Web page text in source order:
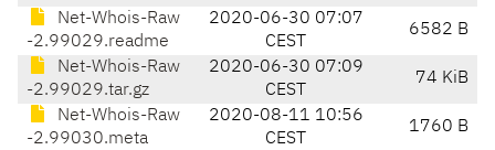
Net-Whois-Raw
-2.99029.readme
2020-06-30 07:07
CEST
6582 B
Net-Whois-Raw
-2.99029.tar.gz
2020-06-30 07:09
CEST
74 KiB
Net-Whois-Raw
-2.99030.meta
2020-08-11 10:56
CEST
1760 B